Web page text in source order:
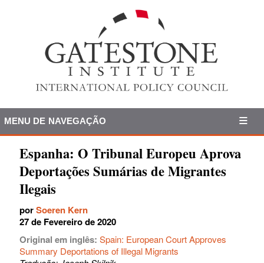
MENU DE NAVEGAÇÃO
Espanha: O Tribunal Europeu Aprova
Deportações Sumárias de Migrantes
Ilegais
porSoeren Kern
27 de Fevereiro de 2020
Original em inglês: Spain: European Court Approves
Summary Deportations of Illegal Migrants